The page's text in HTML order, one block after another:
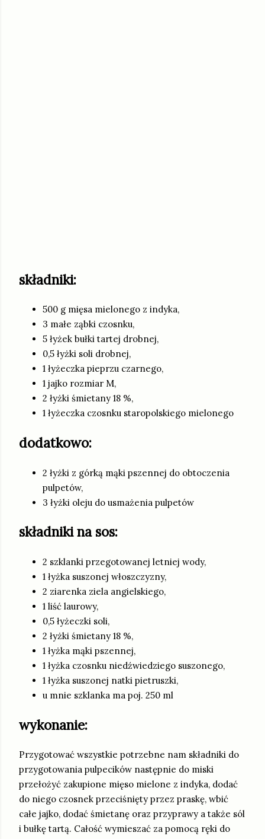
składniki:
500 g mięsa mielonego z indyka,
3 małe ząbki czosnku,
5 łyżek bułki tartej drobnej,
0,5 łyżki soli drobnej,
1 łyżeczka pieprzu czarnego,
1 jajko rozmiar M,
2 łyżki śmietany 18 %,
1 łyżeczka czosnku staropolskiego mielonego
dodatkowo:
2 łyżki z górką mąki pszennej do obtoczenia
pulpetów,
3 łyżki oleju do usmażenia pulpetów
składniki na sos:
2 szklanki przegotowanej letniej wody,
1 łyżka suszonej włoszczyzny,
2 ziarenka ziela angielskiego,
1 liść laurowy,
0,5 łyżeczki soli,
2 łyżki śmietany 18 %,
1 łyżka mąki pszennej,
1 łyżka czosnku niedźwiedziego suszonego,
1 łyżka suszonej natki pietruszki,
u mnie szklanka ma poj. 250 ml
wykonanie:
Przygotować wszystkie potrzebne nam składniki do
przygotowania pulpecików następnie do miski
przełożyć zakupione mięso mielone z indyka, dodać
do niego czosnek przeciśnięty przez praskę, wbić
całe jajko, dodać śmietanę oraz przyprawy a także sól
i bułkę tartą. Całość wymieszać za pomocą ręki do